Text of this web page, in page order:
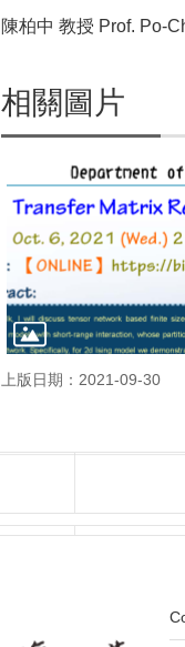
陳柏中 教授 Prof. Po-
相關圖片
上版日期：2021-09-30